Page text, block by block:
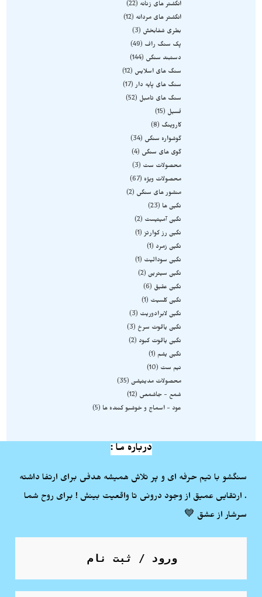
انگشتر های زنانه
22
انگشتر های مردانه
12
بطری شفابخش
3
پک سنگ راف
49
دستبند سنگی
144
سنگ های اسلایس
12
سنگ های پایه دار
17
سنگ های تامبل
52
فسیل
15
کاروینگ
8
گوشواره سنگی
34
گوی های سنگی
4
محصولات ست
3
محصولات ویژه
67
منشور های سنگی
2
نگین ها
23
نگین آمیتیست
2
نگین رز کوارتز
1
نگین زمرد
1
نگین سودالیت
1
نگین سیترین 2
نگین عقیق
6
نگین کلسیت
1
نگین لابرادوریت
3
نگین یاقوت سرخ
3
نگین یاقوت کبود
2
نگین یشم
1
نیم ست
10
محصولات مدیتیشن 35
شمع - جاشمعی
12
عود - اسماج و خوشبو کننده ها
5
درباره ما :
سنگشو با تیم حرفه ای و پر تلاش همیشه هدفی برای ارتفا داشته
. ارتقایی عمیق از وجود درونی تا واقعیت بینش ! برای روح شما
سرشار از عشق 💙
ورود / ثبت نام